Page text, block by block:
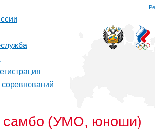
соревнований
самбо (УМО, юноши)